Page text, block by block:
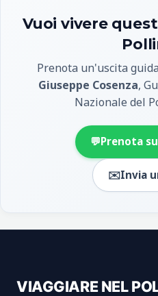
Vuoi vivere
Prenota un'uscita
Giuseppe Cosenza,
Nazionale del
💬Prenota
✉️Invia
VIAGGIARE NEL